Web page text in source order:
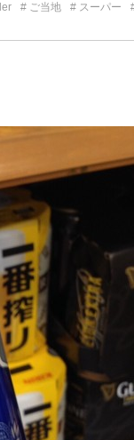
ご当地 スーパー